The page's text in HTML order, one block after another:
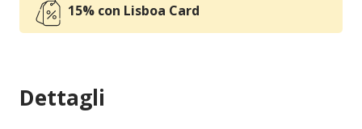
15% con Lisboa Card
Dettagli